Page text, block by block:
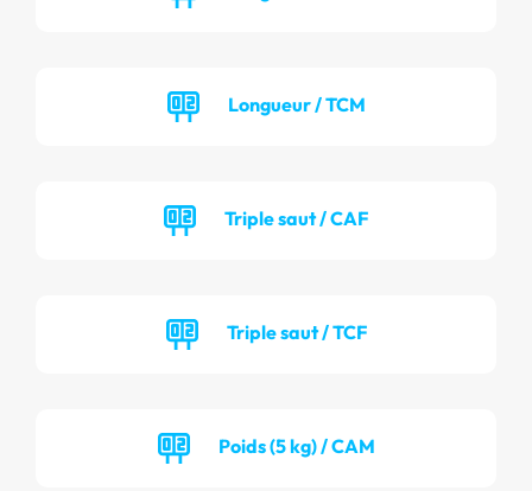
Longueur / TCM
Triple saut / CAF
Triple saut / TCF
Poids (5 kg) / CAM